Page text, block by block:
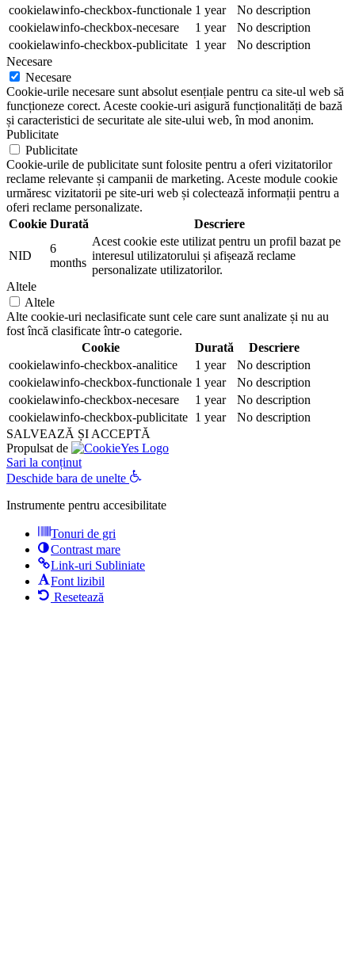
cookielawinfo-checkbox-functionale 1 year
No description
cookielawinfo-checkbox-necesare
1 year
No description
cookielawinfo-checkbox-publicitate 1 year
No description
Necesare
Necesare
Cookie-urile necesare sunt absolut esențiale pentru ca site-ul web să
funcționeze corect. Aceste cookie-uri asigură funcționalități de bază
și caracteristici de securitate ale site-ului web, în mod anonim.
Publicitate
Publicitate
Cookie-urile de publicitate sunt folosite pentru a oferi vizitatorilor
reclame relevante și campanii de marketing. Aceste module cookie
urmăresc vizitatorii pe site-uri web și colectează informații pentru a
oferi reclame personalizate.
Cookie Durată Descriere
NID
6
months
Acest cookie este utilizat pentru un profil bazat pe
interesul utilizatorului și afișează reclame
personalizate utilizatorilor.
Altele
Altele
Alte cookie-uri neclasificate sunt cele care sunt analizate și nu au
fost încă clasificate într-o categorie.
Cookie
Durată
Descriere
cookielawinfo-checkbox-analitice
1 year
No description
cookielawinfo-checkbox-functionale 1 year
No description
cookielawinfo-checkbox-necesare
1 year
No description
cookielawinfo-checkbox-publicitate 1 year
No description
SALVEAZĂ ȘI ACCEPTĂ
Propulsat de
Sari la conținut
Deschide bara de unelte
Instrumente pentru accesibilitate
Tonuri de gri
Contrast mare
Link-uri Subliniate
Font lizibil
Resetează